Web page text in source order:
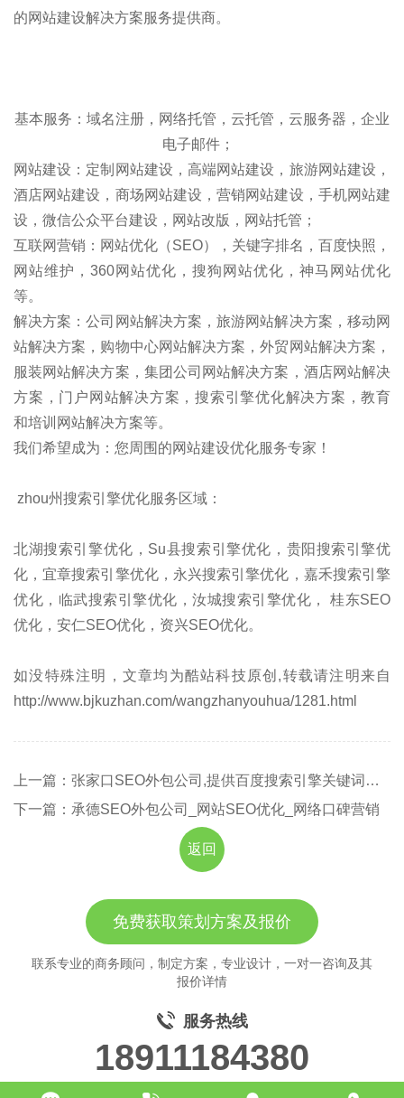
的网站建设解决方案服务提供商。
基本服务：域名注册，网络托管，云托管，云服务器，企业
电子邮件；
网站建设：定制网站建设，高端网站建设，旅游网站建设，
酒店网站建设，商场网站建设，营销网站建设，手机网站建
设，微信公众平台建设，网站改版，网站托管；
互联网营销：网站优化（SEO），关键字排名，百度快照，
网站维护，360网站优化，搜狗网站优化，神马网站优化
等。
解决方案：公司网站解决方案，旅游网站解决方案，移动网
站解决方案，购物中心网站解决方案，外贸网站解决方案，
服装网站解决方案，集团公司网站解决方案，酒店网站解决
方案，门户网站解决方案，搜索引擎优化解决方案，教育
和培训网站解决方案等。
我们希望成为：您周围的网站建设优化服务专家！
zhou州搜索引擎优化服务区域：
北湖搜索引擎优化，Su县搜索引擎优化，贵阳搜索引擎优
化，宜章搜索引擎优化，永兴搜索引擎优化，嘉禾搜索引擎
优化，临武搜索引擎优化，汝城搜索引擎优化， 桂东SEO
优化，安仁SEO优化，资兴SEO优化。
如没特殊注明，文章均为酷站科技原创,转载请注明来自
http://www.bjkuzhan.com/wangzhanyouhua/1281.html
上一篇：张家口SEO外包公司,提供百度搜索引擎关键词优化排名推广
下一篇：承德SEO外包公司_网站SEO优化_网络口碑营销
返回
免费获取策划方案及报价
联系专业的商务顾问，制定方案，专业设计，一对一咨询及其
报价详情
服务热线
18911184380